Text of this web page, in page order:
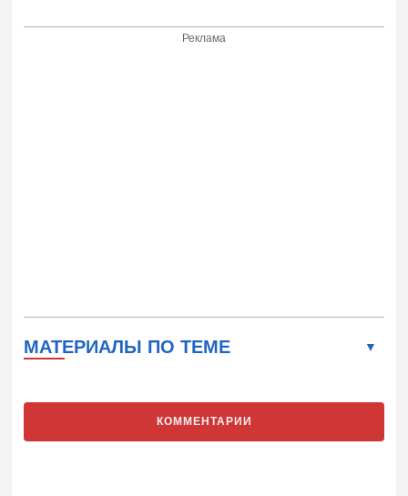
Реклама
МАТЕРИАЛЫ ПО ТЕМЕ
КОММЕНТАРИИ